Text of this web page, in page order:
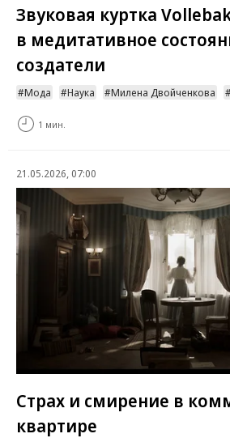
Звуковая куртка
в медитативное
создатели
Мода Наука Милена Двойченкова
1 мин.
21.05.2026, 07:00
Страх и смирение в
квартире